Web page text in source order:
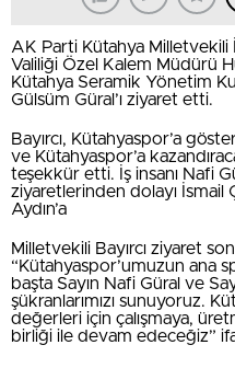
AK Parti Kütahya Milletvekili
Valiliği Özel Kalem Müdürü
Kütahya Seramik Yönetim
Gülsüm Güral’ı ziyaret etti.
Bayırcı, Kütahyaspor’a
ve Kütahyaspor’a
teşekkür etti. İş insanı Nafi
ziyaretlerinden dolayı İsmail
Aydın’a
Milletvekili Bayırcı ziyaret
“Kütahyaspor’umuzun ana
başta Sayın Nafi Güral ve
şükranlarımızı sunuyoruz.
değerleri için çalışmaya,
birliği ile devam edeceğiz”